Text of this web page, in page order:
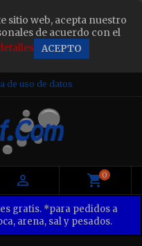
sitio web, acepta nuestro
de acuerdo con el
ACEPTO
de uso de datos
 0
gratis. *para pedidos a
arena, sal y pesados.
×
products in your